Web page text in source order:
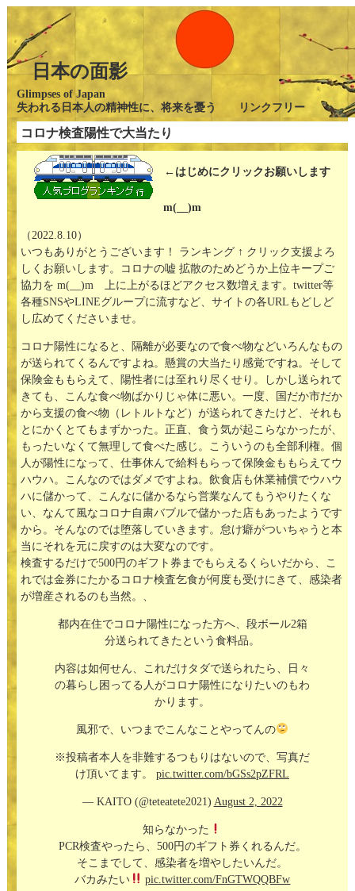
日本の面影
Glimpses of Japan
失われる日本人の精神性に、将来を憂う リンクフリー
コロナ検査陽性で大当たり
←はじめにクリックお願いします
m(__)m
（2022.8.10）
いつもありがとうございます！ ランキング ↑ クリック支援よろ
しくお願いします。コロナの嘘 拡散のためどうか上位キープご
協力を m(__)m 上に上がるほどアクセス数増えます。twitter等
各種SNSやLINEグループに流すなど、サイトの各URLもどしど
し広めてくださいませ。
コロナ陽性になると、隔離が必要なので食べ物などいろんなもの
が送られてくるんですよね。懸賞の大当たり感覚ですね。そして
保険金ももらえて、陽性者には至れり尽くせり。しかし送られて
きても、こんな食べ物ばかりじゃ体に悪い。一度、国だか市だか
から支援の食べ物（レトルトなど）が送られてきたけど、それも
とにかくとてもまずかった。正直、食う気が起こらなかったが、
もったいなくて無理して食べた感じ。こういうのも全部利権。個
人が陽性になって、仕事休んで給料もらって保険金ももらえてウ
ハウハ。こんなのではダメですよね。飲食店も休業補償でウハウ
ハに儲かって、こんなに儲かるなら営業なんてもうやりたくな
い、なんて風なコロナ自粛バブルで儲かった店もあったようです
から。そんなのでは堕落していきます。怠け癖がついちゃうと本
当にそれを元に戻すのは大変なのです。
検査するだけで500円のギフト券までもらえるくらいだから、こ
れでは金券にたかるコロナ検査乞食が何度も受けにきて、感染者
が増産されるのも当然。、
都内在住でコロナ陽性になった方へ、段ボール2箱
分送られてきたという食料品。
内容は如何せん、これだけタダで送られたら、日々
の暮らし困ってる人がコロナ陽性になりたいのもわ
かります。
風邪で、いつまでこんなことやってんの
※投稿者本人を非難するつもりはないので、写真だ
け頂いてます。 pic.twitter.com/bGSs2pZFRL
— KAITO (@teteatete2021) August 2, 2022
知らなかった
PCR検査やったら、500円のギフト券くれるんだ。
そこまでして、感染者を増やしたいんだ。
バカみたい
pic.twitter.com/FnGTWQQBFw